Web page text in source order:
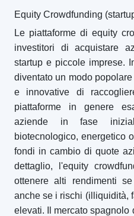
Equity Crowdfunding
Le piattaforme di equity
investitori di acquistare
startup e piccole imprese.
diventato un modo
e innovative di
piattaforme in genere
aziende in fase
biotecnologico, energetico
fondi in cambio di quote
dettaglio, l'equity
ottenere alti rendimenti
anche se i rischi (illiquidità,
elevati. Il mercato